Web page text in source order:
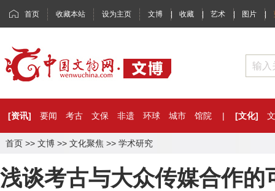
首页 收藏本站 设为主页 文博 | 收藏 | 艺术 | 图片 |
[资讯] 要闻 考古 文保 非遗 环球 城市 馆院 | [文化]
首页 >> 文博 >> 文化聚焦 >> 学术研究
浅谈考古与大众传媒合作的